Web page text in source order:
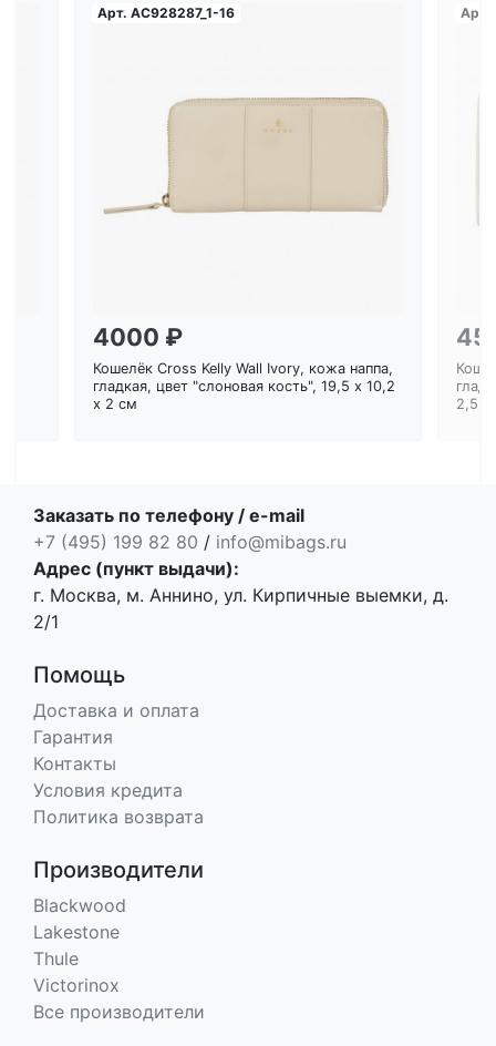
Арт. AC928287_1-16
4000 ₽
Кошелёк Cross Kelly Wall Ivory, кожа наппа,
гладкая, цвет "слоновая кость", 19,5 x 10,2
x 2 см
Арт.
2,5
Заказать по телефону / e-mail
+7 (495) 199 82 80 / info@mibags.ru
Адрес (пункт выдачи):
г. Москва, м. Аннино, ул. Кирпичные выемки, д.
2/1
Помощь
Доставка и оплата
Гарантия
Контакты
Условия кредита
Политика возврата
Производители
Blackwood
Lakestone
Thule
Victorinox
Все производители